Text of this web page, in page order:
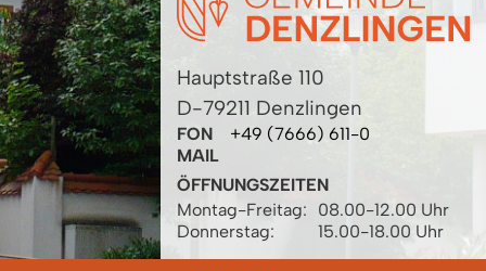
Hauptstraße 110
D-79211 Denzlingen
FON
+49 (7666) 611-0
MAIL
ÖFFNUNGSZEITEN
Montag-Freitag:
08.00-12.00 Uhr
Donnerstag:
15.00-18.00 Uhr